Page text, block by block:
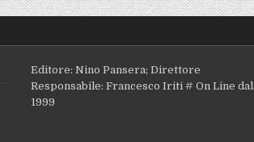
Editore: Nino Pansera; Direttore
Responsabile: Francesco Iriti # On Line dal
1999